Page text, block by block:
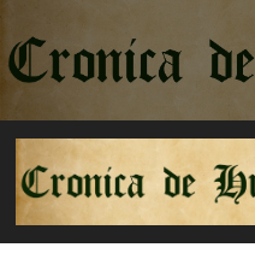
la
conținut